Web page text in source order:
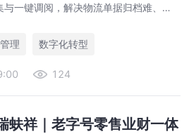
一键调阅，解决物流单据归档难、审
理 数字化转型
124
蚨祥｜老字号零售业财一体